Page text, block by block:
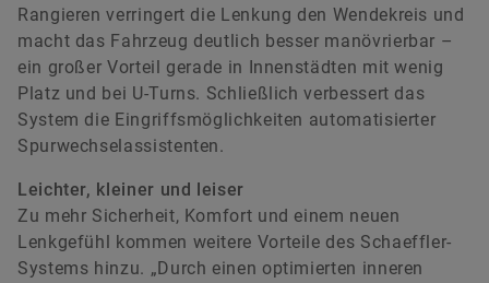
Rangieren verringert die Lenkung den Wendekreis und
macht das Fahrzeug deutlich besser manövrierbar –
ein großer Vorteil gerade in Innenstädten mit wenig
Platz und bei U-Turns. Schließlich verbessert das
System die Eingriffsmöglichkeiten automatisierter
Spurwechselassistenten.
Leichter, kleiner und leiser
Zu mehr Sicherheit, Komfort und einem neuen
Lenkgefühl kommen weitere Vorteile des Schaeffler-
Systems hinzu. „Durch einen optimierten inneren